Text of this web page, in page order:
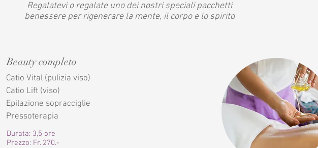
Regalatevi o regalate uno dei nostri speciali pacchetti
benessere per rigenerare la mente, il corpo e lo spirito
Beauty completo
Catio Vital (pulizia viso)
Catio Lift (viso)
Epilazione sopracciglie
Pressoterapia
Durata: 3,5 ore
Prezzo: Fr. 270.-